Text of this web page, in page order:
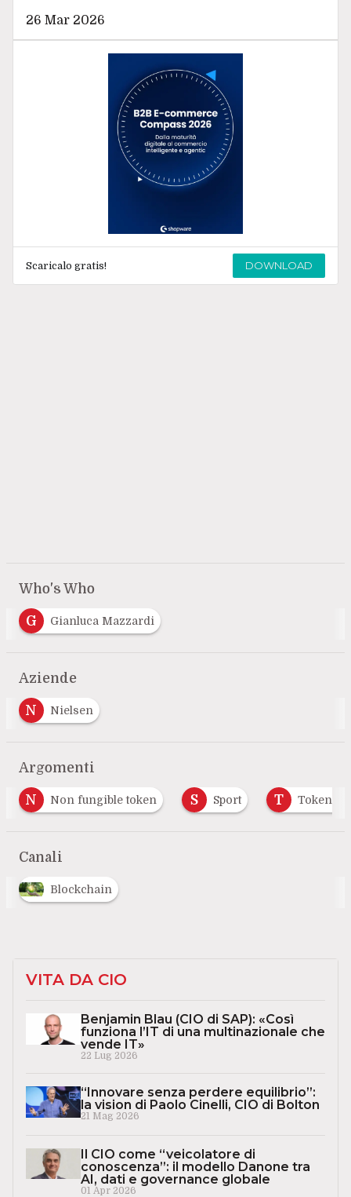
26 Mar 2026
Scaricalo gratis! DOWNLOAD
Who's Who
G Gianluca Mazzardi
Aziende
N Nielsen
Argomenti
token S Sport T Token economy T
Canali
Blockchain
VITA DA CIO
Benjamin Blau (CIO di SAP): «Così
funziona l’IT di una multinazionale che
vende IT»
22 Lug 2026
“Innovare senza perdere equilibrio”:
la vision di Paolo Cinelli, CIO di Bolton
21 Mag 2026
Il CIO come “veicolatore di
conoscenza”: il modello Danone tra
AI, dati e governance globale
01 Apr 2026